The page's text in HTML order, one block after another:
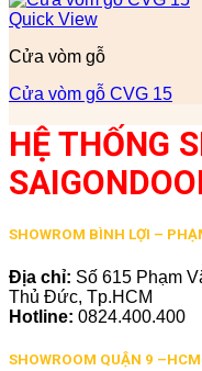
Quick View
Cửa vòm gỗ
Cửa vòm gỗ CVG 15
HỆ THỐNG
SHOWROM BÌNH LỢI –
Địa chỉ: Số 615 Phạm
Thủ Đức, Tp.HCM
Hotline: 0824.400.400
SHOWROOM QUẬN 9 –HCM